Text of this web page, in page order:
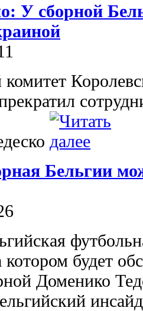
У сборной
Бельгии
котором будет
Доменико